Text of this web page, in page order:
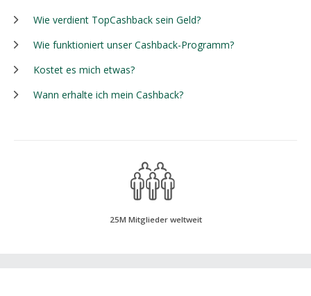
Wie verdient TopCashback sein Geld?
Wie funktioniert unser Cashback-Programm?
Kostet es mich etwas?
Wann erhalte ich mein Cashback?
25M Mitglieder weltweit